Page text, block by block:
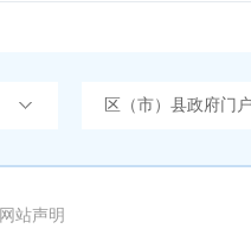
区（市）县政府门
网站声明